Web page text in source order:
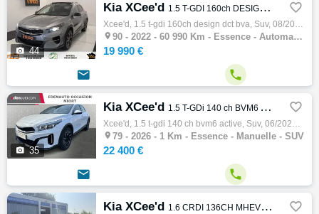
 44
Kia XCee'd 1.5 T-GDI 160ch DESIGN DCT BVA 
Xcee'd, 1.5 t-gdi 160ch design dct bva, Suv, 08/2022, 160ch, 8cv, 60990 km, 5 portes, 5 places, Clim. auto, Essence, Boite de vitesse autom…
 90 - 2022 - 60 990 Km - Essence - Automatique - SUV
19 990 €
 
 35
Kia XCee'd 1.5 T-GDi 140 ch BVM6 Active 
Xcee'd, 1.5 t-gdi 140 ch bvm6 active, Suv, 06/2026, 140ch, 7cv, 1 km, 5 portes, 5 places, Clim. auto, Essence, Boite de vitesse manuelle, G…
 79 - 2026 - 1 Km - Essence - Manuelle - SUV
22 400 €
 
Kia XCee'd 1.6 CRDI 136CH MHEV DESIGN DCT7 MY22 